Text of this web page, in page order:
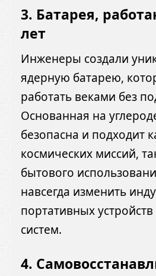
3. Батарея,
лет
Инженеры создали
ядерную батарею,
работать веками без
Основанная на
безопасна и подходит
космических миссий,
бытового
навсегда изменить
портативных
систем.
4.